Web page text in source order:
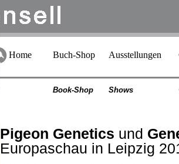
Home Buch-Shop Ausstellungen
Book-Shop Shows
Pigeon Genetics und
Europaschau in Leipzig